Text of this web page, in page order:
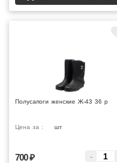
Полусапоги женские Ж-43 36 р
Цена за : шт
700₽ -